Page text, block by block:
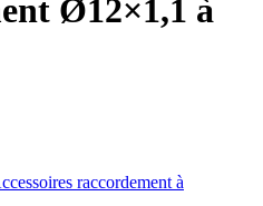
Ø12×1,1 à
raccordement à